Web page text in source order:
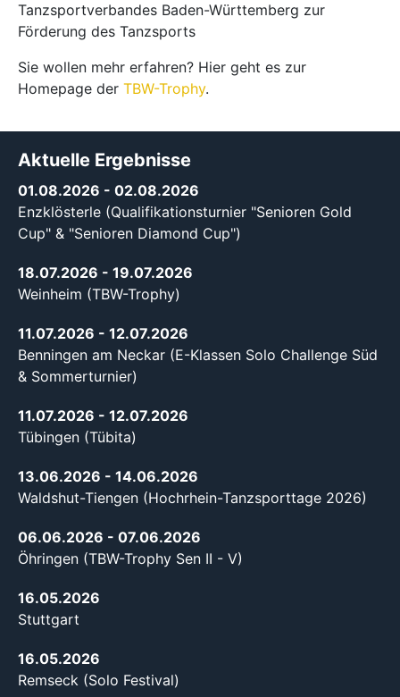
Tanzsportverbandes Baden-Württemberg zur
Förderung des Tanzsports
Sie wollen mehr erfahren? Hier geht es zur
Homepage der TBW-Trophy.
Aktuelle Ergebnisse
01.08.2026 - 02.08.2026
Enzklösterle (Qualifikationsturnier "Senioren Gold
Cup" & "Senioren Diamond Cup")
18.07.2026 - 19.07.2026
Weinheim (TBW-Trophy)
11.07.2026 - 12.07.2026
Benningen am Neckar (E-Klassen Solo Challenge Süd
& Sommerturnier)
11.07.2026 - 12.07.2026
Tübingen (Tübita)
13.06.2026 - 14.06.2026
Waldshut-Tiengen (Hochrhein-Tanzsporttage 2026)
06.06.2026 - 07.06.2026
Öhringen (TBW-Trophy Sen II - V)
16.05.2026
Stuttgart
16.05.2026
Remseck (Solo Festival)